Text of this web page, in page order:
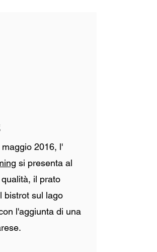
2016, l'
si presenta al
il prato
bistrot sul lago
l'aggiunta di una